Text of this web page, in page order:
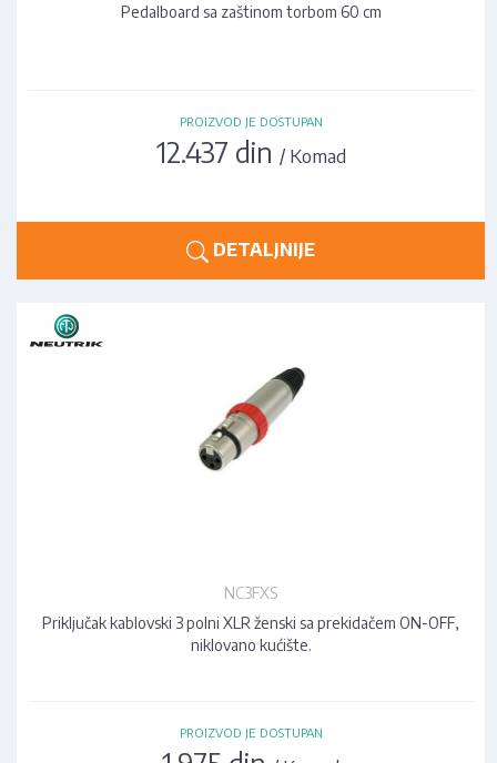
Pedalboard sa zaštinom torbom 60 cm
PROIZVOD JE DOSTUPAN
12.437 din / Komad
DETALJNIJE
NC3FXS
Priključak kablovski 3 polni XLR ženski sa prekidačem ON-OFF,
niklovano kućište.
PROIZVOD JE DOSTUPAN